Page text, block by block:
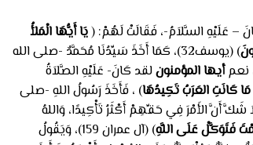
– عَلَيْهِ السَّلاَمُ-، فَقَالَتْ لَهُمْ: (يَا أَيُّهَا الْمَلأُ
) (يوسف32)، كَمَا أَخَذَ سَيِّدُنَا مُحَمَّدٌ -صلى الله
نعمأيها المؤمنونلقد كَانَ- عَلَيْهِ الصَّلاَةُ
كَانَتِ العَرَبُ تَكِيدُهَا) ، فَأَخَذَ رَسُولُ اللهِ -صلى
شَكَّ أَنَّ الأَمْرَ فِي حَقِّهِمْ أَكْثَرُ تَأْكِيدًا، وَاللهُ
فَتَوَكَّلْ عَلَى اللَّهِ
) (آل عمران 159)، وَيَقُولُ